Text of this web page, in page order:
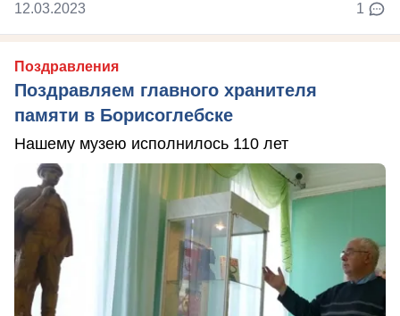
12.03.2023 1
Поздравления
Поздравляем главного хранителя
памяти в Борисоглебске
Нашему музею исполнилось 110 лет